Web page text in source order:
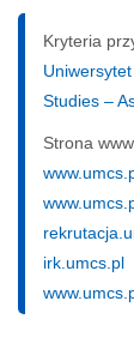
Kryteria
Studies –
Strona
irk.umcs.pl